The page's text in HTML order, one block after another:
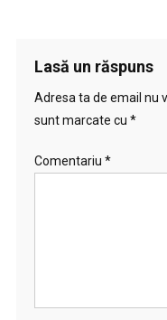
Lasă un răspuns
Adresa ta de email nu
sunt marcate cu *
Comentariu *